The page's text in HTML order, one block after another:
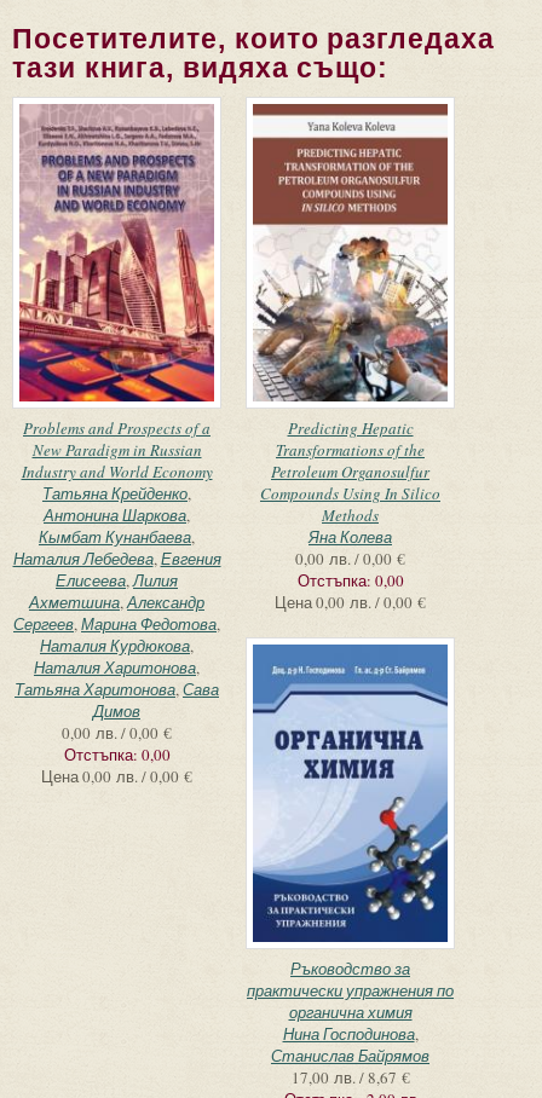
Посетителите, които разгледаха
тази книга, видяха също:
Problems and Prospects of a
New Paradigm in Russian
Industry and World Economy
Татьяна Крейденко,
Антонина Шаркова,
Кымбат Кунанбаева,
Наталия Лебедева,Евгения
Елисеева,Лилия
Ахметшина,Александр
Сергеев,Марина Федотова,
Наталия Курдюкова,
Наталия Харитонова,
Татьяна Харитонова,Сава
Димов
0,00 лв. / 0,00 €
Отстъпка: 0,00
Цена0,00 лв. / 0,00 €
Predicting Hepatic
Transformations of the
Petroleum Organosulfur
Compounds Using In Silico
Methods
Яна Колева
0,00 лв. / 0,00 €
Отстъпка: 0,00
Цена0,00 лв. / 0,00 €
Ръководство за
практически упражнения по
органична химия
Нина Господинова,
Станислав Байрямов
17,00 лв. / 8,67 €